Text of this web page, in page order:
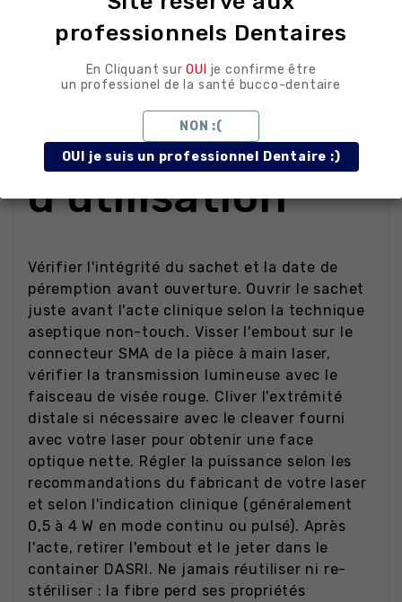
aseptique à la chaise
Conseils
d'utilisation
Vérifier l'intégrité du sachet et la date de
péremption avant ouverture. Ouvrir le sachet
juste avant l'acte clinique selon la technique
aseptique non-touch. Visser l'embout sur le
connecteur SMA de la pièce à main laser,
vérifier la transmission lumineuse avec le
faisceau de visée rouge. Cliver l'extrémité
distale si nécessaire avec le cleaver fourni
avec votre laser pour obtenir une face
optique nette. Régler la puissance selon les
recommandations du fabricant de votre laser
et selon l'indication clinique (généralement
0,5 à 4 W en mode continu ou pulsé). Après
l'acte, retirer l'embout et le jeter dans le
container DASRI. Ne jamais réutiliser ni re-
stériliser : la fibre perd ses propriétés
professionnels Dentaires
En Cliquant surOUI je confirme être
un professionel de la santé bucco-dentaire
NON :(
OUI je suis un professionnel Dentaire :)